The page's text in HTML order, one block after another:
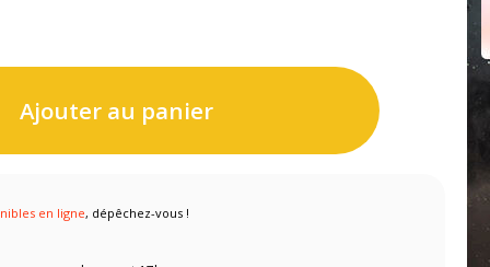
Ajouter au panier
en ligne, dépêchez-vous !